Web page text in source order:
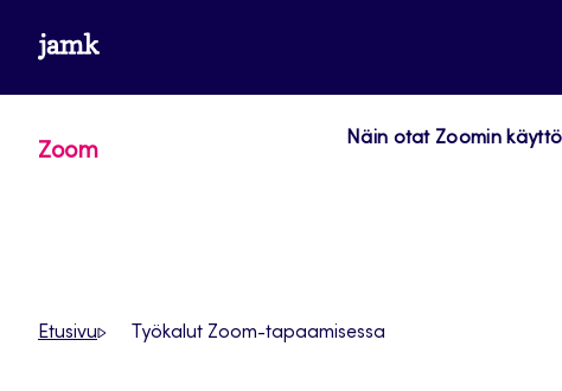
suoraan
sisältöön
www.jamk.fi
Zoom
Näin otat Zoomin
Etusivu Työkalut Zoom-tapaamisessa